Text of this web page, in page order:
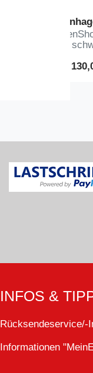
INFOS &
Rücksendeservice/-
Informationen